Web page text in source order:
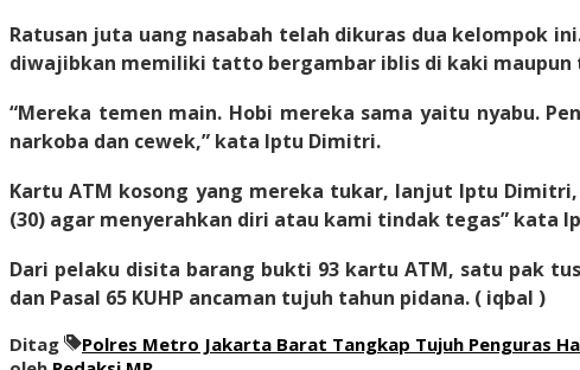
Ratusan juta uang nasabah telah dikuras dua kelompok
diwajibkan memiliki tatto bergambar iblis di kaki maupun
“Mereka temen main. Hobi mereka sama yaitu nyabu.
narkoba dan cewek,” kata Iptu Dimitri.
Kartu ATM kosong yang mereka tukar, lanjut Iptu
(30) agar menyerahkan diri atau kami tindak tegas” kata
Dari pelaku disita barang bukti 93 kartu ATM, satu pak
dan Pasal 65 KUHP ancaman tujuh tahun pidana. ( iqbal )
Ditag
Polres Metro Jakarta Barat Tangkap Tujuh Penguras